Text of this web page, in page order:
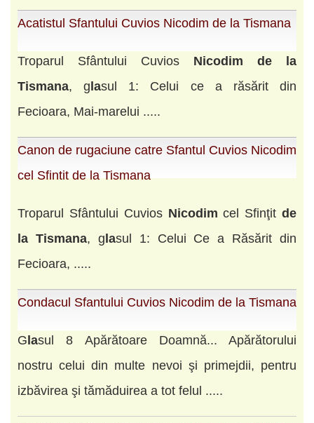
Acatistul Sfantului Cuvios Nicodim de la Tismana
Troparul Sfântului Cuvios Nicodim de
la
Tismana, g lasul 1: Celui ce a răsărit din
Fecioara, Mai-marelui .....
Canon de rugaciune catre Sfantul Cuvios Nicodim
cel Sfintit de la Tismana
Troparul Sfântului Cuvios Nicodim cel Sfinţit de
la Tismana, g lasul 1: Celui Ce a Răsărit din
Fecioara, .....
Condacul Sfantului Cuvios Nicodim de la Tismana
G lasul 8 Apărătoare Doamnă... Apărătorului
nostru celui din multe nevoi şi primejdii, pentru
izbăvirea şi tămăduirea a tot felul .....